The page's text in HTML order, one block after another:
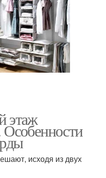
этаж
Особенности
исходя из двух